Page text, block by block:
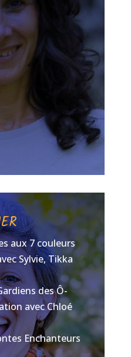
aux 7 couleurs
Sylvie, Tikka
des Ô-
avec Chloé
Enchanteurs